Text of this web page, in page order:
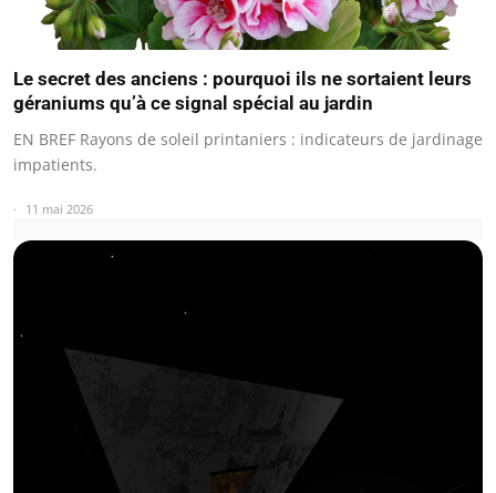
Le secret des anciens : pourquoi ils ne sortaient leurs
géraniums qu’à ce signal spécial au jardin
EN BREF Rayons de soleil printaniers : indicateurs de jardinage
impatients.
11 mai 2026